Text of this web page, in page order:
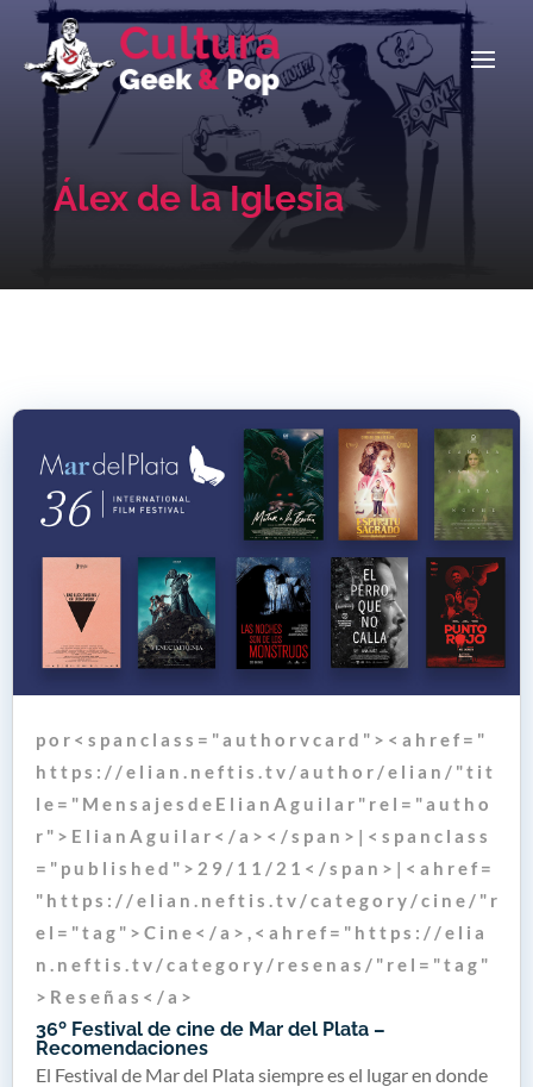
Álex de la Iglesia
36º Festival de cine de Mar del Plata –
Recomendaciones
p o r < s p a n c l a s s = " a u t h o r v c a r d " > < a h r e f = "
h t t p s : / / e l i a n . n e f t i s . t v / a u t h o r / e l i a n / " t i t
l e = " M e n s a j e s d e E l i a n A g u i l a r " r e l = " a u t h o
r " > E l i a n A g u i l a r < / a > < / s p a n > | < s p a n c l a s s
= " p u b l i s h e d " > 2 9 / 1 1 / 2 1 < / s p a n > | < a h r e f =
" h t t p s : / / e l i a n . n e f t i s . t v / c a t e g o r y / c i n e / " r
e l = " t a g " > C i n e < / a > , < a h r e f = " h t t p s : / / e l i a
n . n e f t i s . t v / c a t e g o r y / r e s e n a s / " r e l = " t a g "
> R e s e ñ a s < / a >
El Festival de Mar del Plata siempre es el lugar en donde